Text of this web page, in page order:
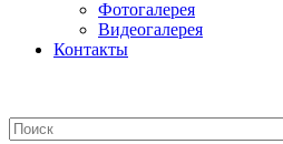
Фотогалерея
Видеогалерея
Контакты